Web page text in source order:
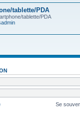
tablette/PDA
tablette/PDA
Se